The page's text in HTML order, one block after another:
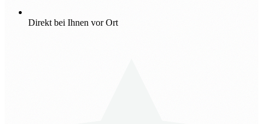
Direkt bei Ihnen vor Ort